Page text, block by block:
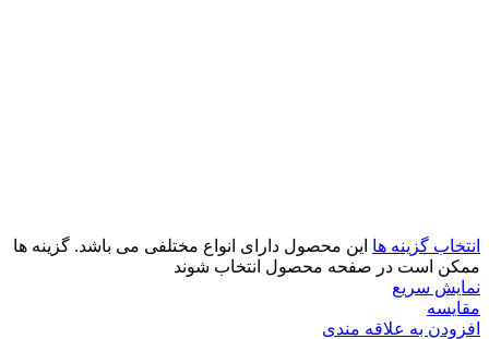
انتخاب گزینه ها این محصول دارای انواع مختلفی می باشد. گزینه ها
ممکن است در صفحه محصول انتخاب شوند
نمایش سریع
مقايسه
افزودن به علاقه مندی